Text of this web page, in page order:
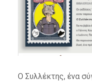
O Συλλέκτης, ένα